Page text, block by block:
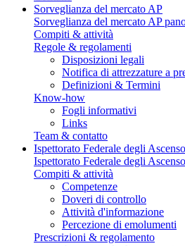
Sorveglianza del mercato AP
Sorveglianza del mercato AP
Compiti & attività
Regole & regolamenti
Disposizioni legali
Notifica di attrezzature a
Definizioni & Termini
Know-how
Fogli informativi
Links
Team & contatto
Ispettorato Federale degli
Ispettorato Federale degli
Compiti & attività
Competenze
Doveri di controllo
Attività d'informazione
Percezione di emolumenti
Prescrizioni & regolamento